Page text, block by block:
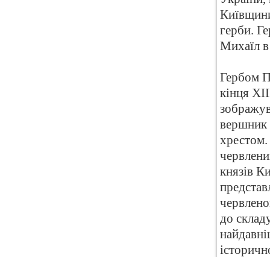
герби.
Михаїл
Гербом
кінця
вершник
князів
до